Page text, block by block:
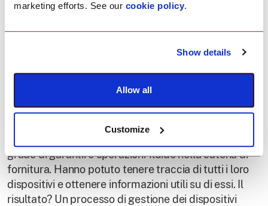
marketing efforts. See our cookie policy.
Show details
Allow all
Customize
Operazioni fluide.
Efficienza ottimizzata.
grado di garantire operazioni fluide nella catena di
fornitura. Hanno potuto tenere traccia di tutti i loro
dispositivi e ottenere informazioni utili su di essi. Il
risultato? Un processo di gestione dei dispositivi